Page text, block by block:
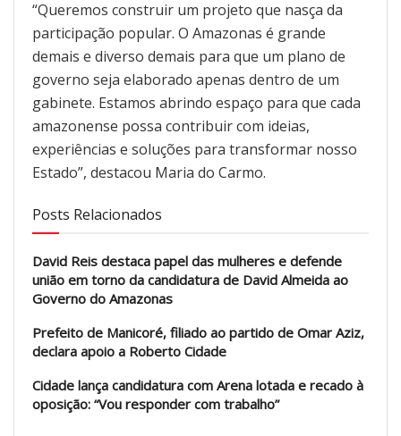
“Queremos construir um projeto que nasça da
participação popular. O Amazonas é grande
demais e diverso demais para que um plano de
governo seja elaborado apenas dentro de um
gabinete. Estamos abrindo espaço para que cada
amazonense possa contribuir com ideias,
experiências e soluções para transformar nosso
Estado”, destacou Maria do Carmo.
Posts Relacionados
David Reis destaca papel das mulheres e defende
união em torno da candidatura de David Almeida ao
Governo do Amazonas
Prefeito de Manicoré, filiado ao partido de Omar Aziz,
declara apoio a Roberto Cidade
Cidade lança candidatura com Arena lotada e recado à
oposição: “Vou responder com trabalho”